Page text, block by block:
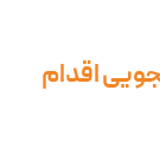
اقدام